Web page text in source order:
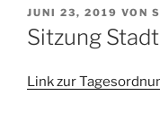
VERÖFFENTLICHT
AM
JUNI 23, 2019 VON
Sitzung
Link zur